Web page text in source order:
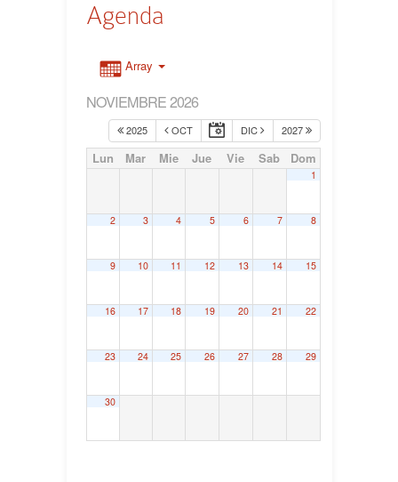
Agenda
Array
NOVIEMBRE 2026
2025 OCT DIC 2027
Lun Mar Mie Jue Vie Sab Dom
1
2 3 4 5 6 7 8
9 10 11 12 13 14 15
16 17 18 19 20 21 22
23 24 25 26 27 28 29
30